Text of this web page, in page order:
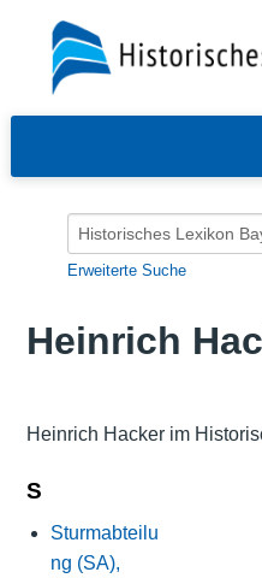
Erweiterte Suche
Heinrich
Heinrich Hacker im
S
Sturmabteilu
ng (SA),